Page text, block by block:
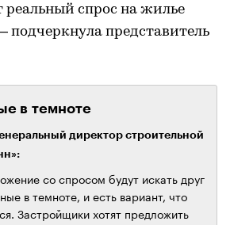
реальный спрос на жилье
подчеркнула представитель
в темноте
директор строительной
со спросом будут искать друг
в темноте, и есть вариант, что
Застройщики хотят предложить